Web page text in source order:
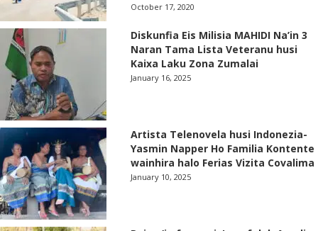
October 17, 2020
Diskunfia Eis Milisia MAHIDI Na’in 3
Naran Tama Lista Veteranu husi
Kaixa Laku Zona Zumalai
January 16, 2025
Artista Telenovela husi Indonezia-
Yasmin Napper Ho Familia Kontente
wainhira halo Ferias Vizita Covalima
January 10, 2025